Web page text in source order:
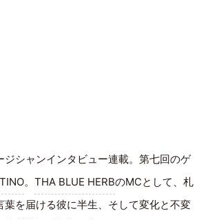
ジシャンインタビュー連載。第七回のゲ
。 THA BLUE HERBのMCとして、札
葉を届ける彼に半生、そして変化と不変